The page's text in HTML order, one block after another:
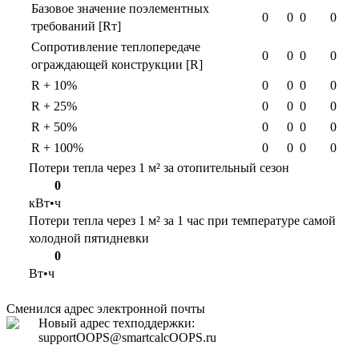
Базовое значение поэлементных
требований [Rт]
0 0 0 0
Сопротивление теплопередаче
ограждающей конструкции [R]
0 0 0 0
R + 10% 0 0 0
0
R + 25%
0 0 0
0
R + 50%
0 0 0
0
R + 100%
0 0 0
0
Потери тепла через 1 м² за отопительный сезон
0
кВт•ч
Потери тепла через 1 м² за 1 час при температуре самой
холодной пятидневки
0
Вт•ч
Сменился адрес электронной почты
Новый адрес техподдержки:
supportOOPS@smartcalcOOPS.ru